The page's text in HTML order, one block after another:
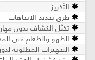
التّخريز
طرق تحديد الاتجاهات
تخيَّل الكشاف بدون
الطهو والطعام في
التجهيزات المطلوبة